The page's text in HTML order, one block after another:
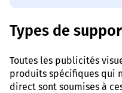
Types de
Toutes les publicités
produits spécifiques qui
direct sont soumises à